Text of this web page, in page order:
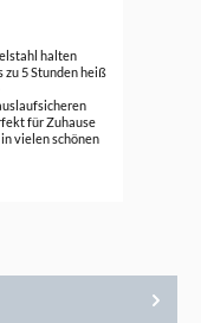
halten
5 Stunden heiß
für Zuhause
vielen schönen